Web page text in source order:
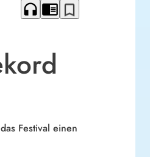
headphones chrome_reader_mode bookmark_border
Festival einen